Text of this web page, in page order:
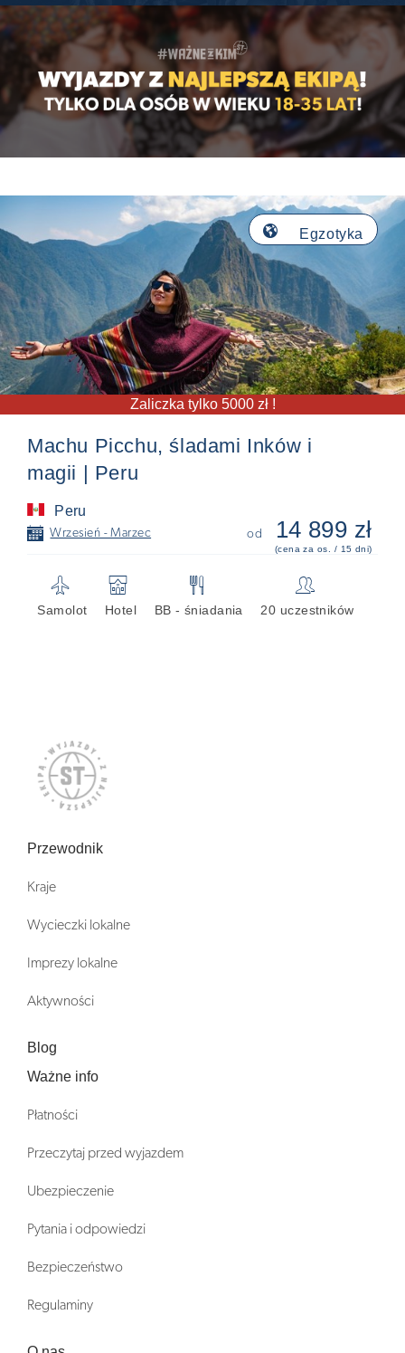
Zaliczka tylko 5000 zł !
Egzotyka
🌎
Machu Picchu, śladami Inków i
magii | Peru
Peru
📅 Wrzesień - Marzec od 14 899 zł
(cena za os. / 15 dni)
✈
Samolot
🏨
Hotel
🍴
BB - śniadania
👥
20 uczestników
Przewodnik
Kraje
Wycieczki lokalne
Imprezy lokalne
Aktywności
Blog
Ważne info
Płatności
Przeczytaj przed wyjazdem
Ubezpieczenie
Pytania i odpowiedzi
Bezpieczeństwo
Regulaminy